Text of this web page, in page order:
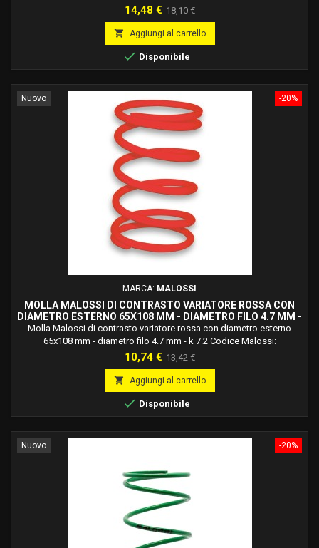
2916508.r0Molle in acciaio legato al silicio ad alto tenore di carbonio,
trattato termicamente, bilanciate dinamicamente, verniciate a forno e
studiate e calcolate per ogni applicazione specifica.
Prezzo
14,48 € Prezzo
base
18,10 €
 Aggiungi al carrello
 Disponibile
-20%
Nuovo
MARCA: MALOSSI
MOLLA MALOSSI DI CONTRASTO VARIATORE ROSSA CON
DIAMETRO ESTERNO 65X108 MM - DIAMETRO FILO 4.7 MM -
K 7.2 2916460.R0
Molla Malossi di contrasto variatore rossa con diametro esterno
65x108 mm - diametro filo 4.7 mm - k 7.2 Codice Malossi:
2916460.r0Molle in acciaio legato al silicio ad alto tenore di carbonio,
trattato termicamente, bilanciate dinamicamente, verniciate a forno e
studiate e calcolate per ogni applicazione specifica.
Prezzo
10,74 € Prezzo
base
13,42 €
 Aggiungi al carrello
 Disponibile
-20%
Nuovo